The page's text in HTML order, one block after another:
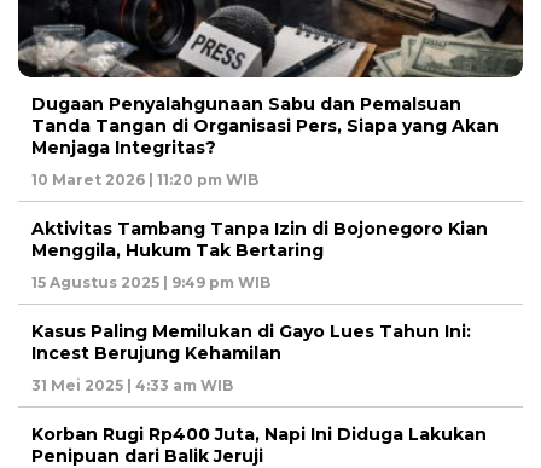
Dugaan Penyalahgunaan Sabu dan Pemalsuan
Tanda Tangan di Organisasi Pers, Siapa yang Akan
Menjaga Integritas?
10 Maret 2026 | 11:20 pm WIB
Aktivitas Tambang Tanpa Izin di Bojonegoro Kian
Menggila, Hukum Tak Bertaring
15 Agustus 2025 | 9:49 pm WIB
Kasus Paling Memilukan di Gayo Lues Tahun Ini:
Incest Berujung Kehamilan
31 Mei 2025 | 4:33 am WIB
Korban Rugi Rp400 Juta, Napi Ini Diduga Lakukan
Penipuan dari Balik Jeruji